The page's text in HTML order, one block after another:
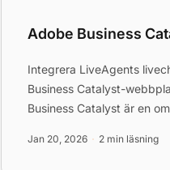
Adobe Business
Integrera LiveAgents
Business Catalyst-
Business Catalyst är en
Jan 20, 2026 2 min läsning